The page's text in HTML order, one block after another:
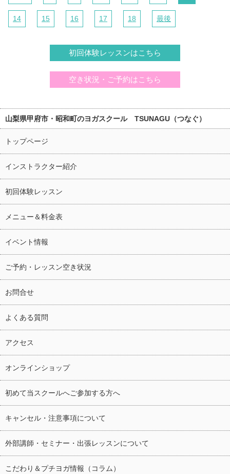
14 15 16 17 18 最後
初回体験レッスンはこちら
空き状況・ご予約はこちら
山梨県甲府市・昭和町のヨガスクール TSUNAGU（つなぐ）
トップページ
インストラクター紹介
初回体験レッスン
メニュー＆料金表
イベント情報
ご予約・レッスン空き状況
お問合せ
よくある質問
アクセス
オンラインショップ
初めて当スクールへご参加する方へ
キャンセル・注意事項について
外部講師・セミナー・出張レッスンについて
こだわり＆プチヨガ情報（コラム）